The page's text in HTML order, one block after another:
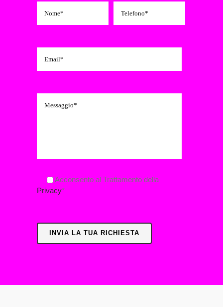
Acconsento al Trattamento della
Privacy*